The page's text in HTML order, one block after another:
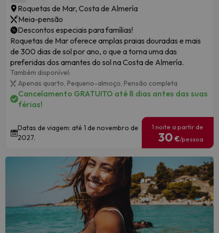
Roquetas de Mar, Costa de Almería
Meia-pensão
Descontos especiais para famílias!
Roquetas de Mar oferece amplas praias douradas e mais
de 300 dias de sol por ano, o que a torna uma das
preferidas dos amantes do sol na Costa de Almería.
Também disponível:
Apenas quarto, Pequeno-almoço, Pensão completa
Cancelamento GRATUITO até 8 dias antes das suas
férias!
Datas de viagem: até 1 de novembro de
2027.
1 noite a partir de
30 €/pessoa